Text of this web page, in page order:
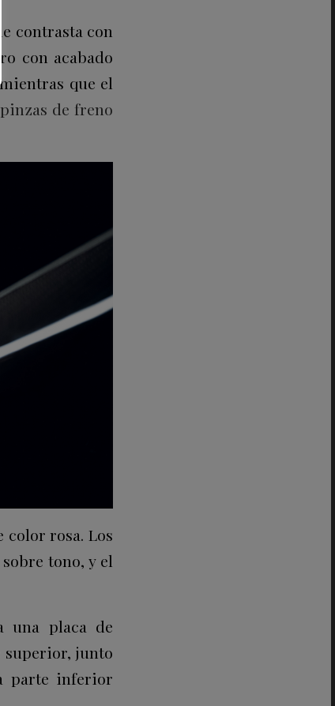
contrasta con
con acabado
que el
pinzas de freno
color rosa. Los
tono, y el
una placa de
superior, junto
parte inferior